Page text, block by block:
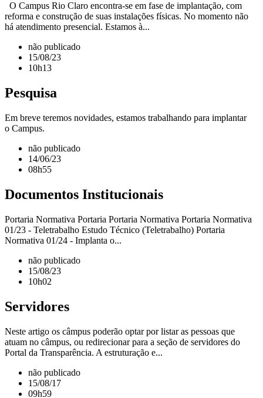
O Campus Rio Claro encontra-se em fase de implantação, com
reforma e construção de suas instalações físicas. No momento não
há atendimento presencial. Estamos à...
não publicado
15/08/23
10h13
Pesquisa
Em breve teremos novidades, estamos trabalhando para implantar
o Campus.
não publicado
14/06/23
08h55
Documentos Institucionais
Portaria Normativa Portaria Portaria Normativa Portaria Normativa
01/23 - Teletrabalho Estudo Técnico (Teletrabalho) Portaria
Normativa 01/24 - Implanta o...
não publicado
15/08/23
10h02
Servidores
Neste artigo os câmpus poderão optar por listar as pessoas que
atuam no câmpus, ou redirecionar para a seção de servidores do
Portal da Transparência. A estruturação e...
não publicado
15/08/17
09h59